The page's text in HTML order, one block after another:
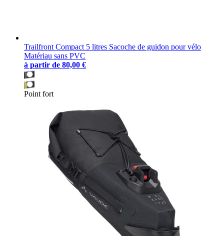
Trailfront Compact 5 litres Sacoche de guidon pour vélo
Matériau sans PVC
à partir de 80,00 €
Point fort